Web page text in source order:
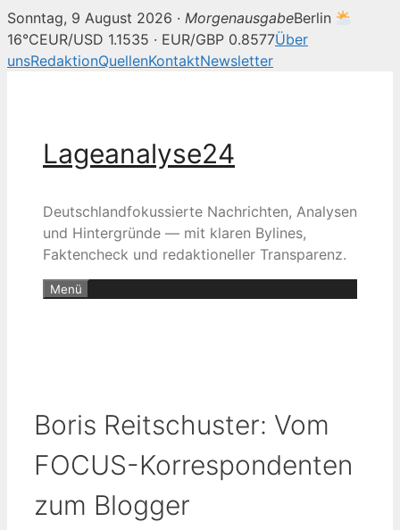
Sonntag, 9 August 2026 · MorgenausgabeBerlin
16°CEUR/USD 1.1535 · EUR/GBP 0.8577Über
unsRedaktionQuellenKontaktNewsletter
Lageanalyse24
Deutschlandfokussierte Nachrichten, Analysen
und Hintergründe — mit klaren Bylines,
Faktencheck und redaktioneller Transparenz.
Menü
Boris Reitschuster: Vom
FOCUS-Korrespondenten
zum Blogger